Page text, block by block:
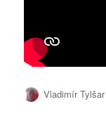
Autor:
Vladimír Tylšar